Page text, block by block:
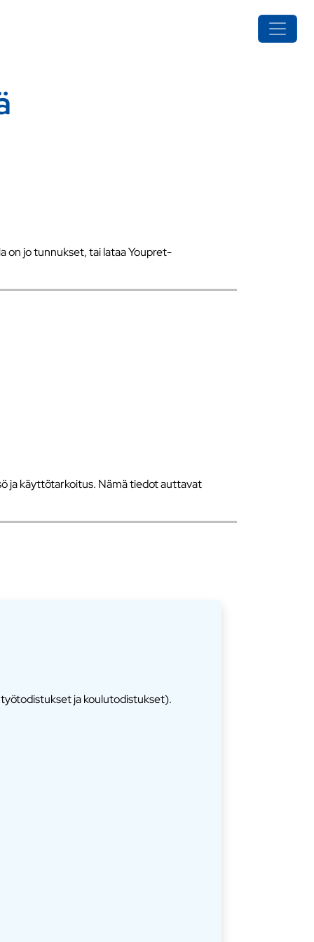
on jo tunnukset, tai lataa Youpret-
ja käyttötarkoitus. Nämä tiedot auttavat
ja koulutodistukset).